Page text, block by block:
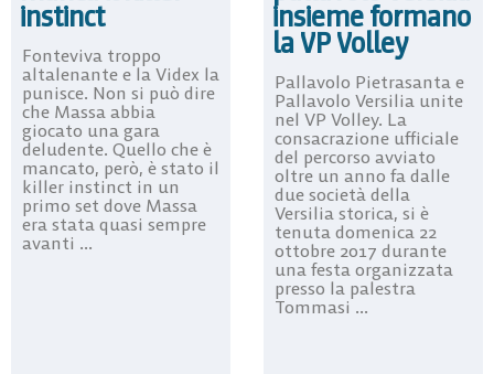
instinct
Fonteviva troppo
altalenante e la Videx la
punisce. Non si può dire
che Massa abbia
giocato una gara
deludente. Quello che è
mancato, però, è stato il
killer instinct in un
primo set dove Massa
era stata quasi sempre
avanti ...
insieme formano
la VP Volley
Pallavolo Pietrasanta e
Pallavolo Versilia unite
nel VP Volley. La
consacrazione ufficiale
del percorso avviato
oltre un anno fa dalle
due società della
Versilia storica, si è
tenuta domenica 22
ottobre 2017 durante
una festa organizzata
presso la palestra
Tommasi ...